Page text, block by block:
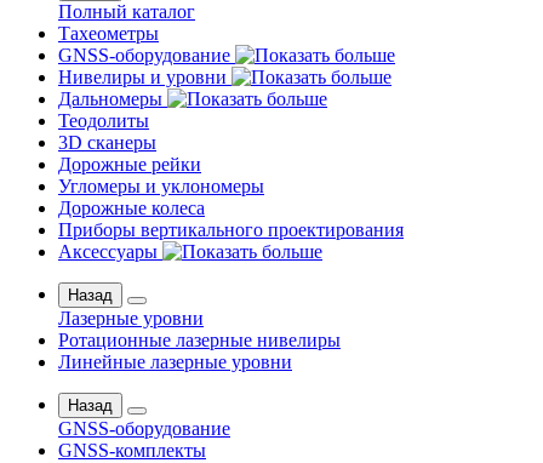
Полный каталог
Тахеометры
GNSS-оборудование
Нивелиры и уровни
Дальномеры
Теодолиты
3D сканеры
Дорожные рейки
Угломеры и уклономеры
Дорожные колеса
Приборы вертикального проектирования
Аксессуары
Назад
Лазерные уровни
Ротационные лазерные нивелиры
Линейные лазерные уровни
Назад
GNSS-оборудование
GNSS-комплекты